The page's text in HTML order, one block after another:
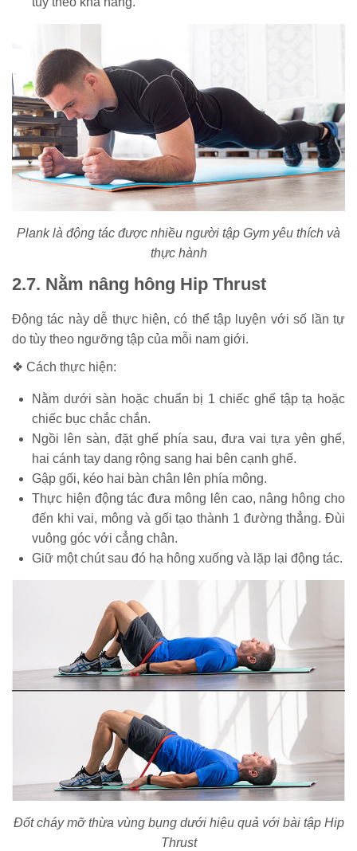
Plank là động tác được nhiều người tập Gym yêu thích và
thực hành
2.7. Nằm nâng hông Hip Thrust
Động tác này dễ thực hiện, có thể tập luyện với số lần tự
do tùy theo ngưỡng tập của mỗi nam giới.
❖ Cách thực hiện:
Nằm dưới sàn hoặc chuẩn bị 1 chiếc ghế tập tạ hoặc
chiếc bục chắc chắn.
Ngồi lên sàn, đặt ghế phía sau, đưa vai tựa yên ghế,
hai cánh tay dang rộng sang hai bên cạnh ghế.
Gập gối, kéo hai bàn chân lên phía mông.
Thực hiện động tác đưa mông lên cao, nâng hông cho
đến khi vai, mông và gối tạo thành 1 đường thẳng. Đùi
vuông góc với cẳng chân.
Giữ một chút sau đó hạ hông xuống và lặp lại động tác.
Đốt cháy mỡ thừa vùng bụng dưới hiệu quả với bài tập Hip
Thrust